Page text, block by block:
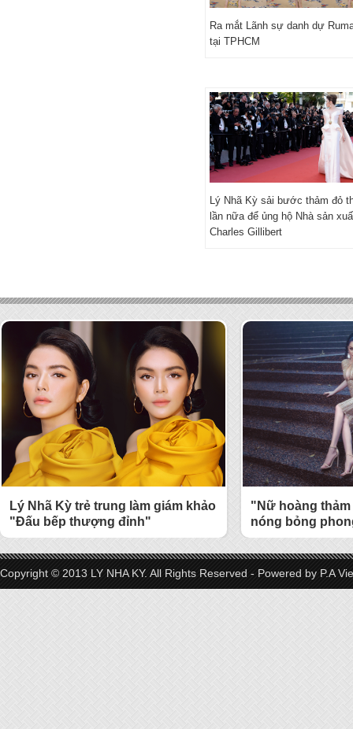
Ra mắt Lãnh sự danh dự
tại TPHCM
Lý Nhã Kỳ sải bước thảm đỏ
lần nữa để ủng hộ Nhà sản
Charles Gillibert
Lý Nhã Kỳ trẻ trung làm giám khảo
"Đấu bếp thượng đỉnh"
"Nữ hoàng
nóng bỏng
Copyright © 2013 LY NHA KY. All Rights Reserved - Powered by P.A